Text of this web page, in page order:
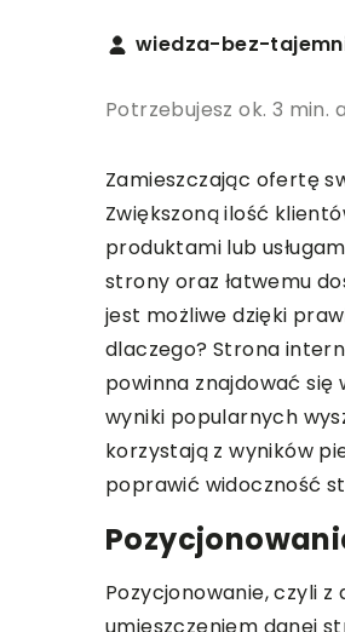
wiedza-bez-
Potrzebujesz ok. 3
Zamieszczając ofertę
Zwiększoną ilość
produktami lub
strony oraz łatwemu
jest możliwe dzięki
dlaczego? Strona
powinna znajdować się
wyniki popularnych
korzystają z wyników
poprawić widoczność
Pozycjonowanie, czyli